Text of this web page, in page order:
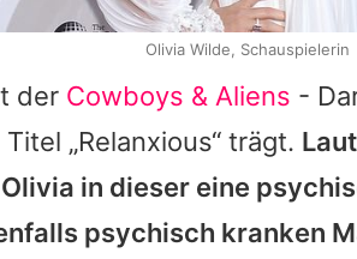
der Cowboys & Aliens -
„Relanxious“ trägt.
in dieser eine
psychisch kranken
Olivia Wilde, Schauspielerin